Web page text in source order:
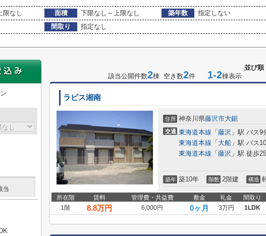
限なし 面積 下限なし～上限なし 築年数
指定しない
間取り
指定なし
並び順
該当公開件数2棟 空き数2件 1-2棟表示
ラピス湘南
住所 神奈川県藤沢市大鋸
交通 東海道本線 「 藤沢 」駅 バス
東海道本線 「 大船 」駅 バス
東海道本線 「 藤沢 」駅 徒歩
築年 築10年 階数 2階建 構造
所在階 賃料 管理費・共益費 敷金 礼金 間取り
1階
8.8万円 6,000円 0ヶ月 3万円 1LDK
当